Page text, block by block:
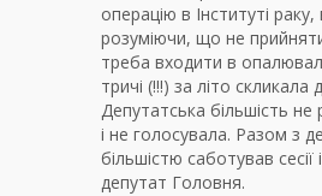
операцію в Інституті
розуміючи, що не
треба входити в
тричі (!!!) за літо скликала
Депутатська більшість не
і не голосувала. Разом з
більшістю саботував сесії
депутат Головня.